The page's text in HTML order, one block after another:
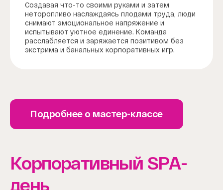
Создавая что-то своими руками и затем
неторопливо наслаждаясь плодами труда, люди
снимают эмоциональное напряжение и
испытывают уютное единение. Команда
расслабляется и заряжается позитивом без
экстрима и банальных корпоративных игр.
Подробнее о мастер-классе
Корпоративный SPA-
день